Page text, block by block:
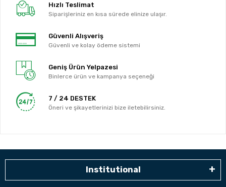
Hızlı Teslimat
Siparişleriniz en kısa sürede elinize ulaşır.
Güvenli Alışveriş
Güvenli ve kolay ödeme sistemi
Geniş Ürün Yelpazesi
Binlerce ürün ve kampanya seçeneği
7 / 24 DESTEK
Öneri ve şikayetlerinizi bize iletebilirsiniz.
Institutional